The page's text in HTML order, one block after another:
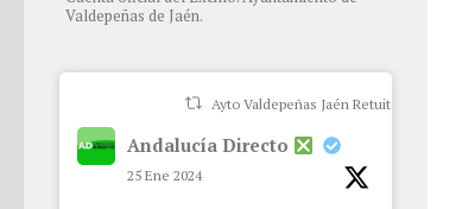
Valdepeñas de Jaén.
Ayto Valdepeñas Jaén Retuiteado
Andalucía Directo
25 Ene 2024